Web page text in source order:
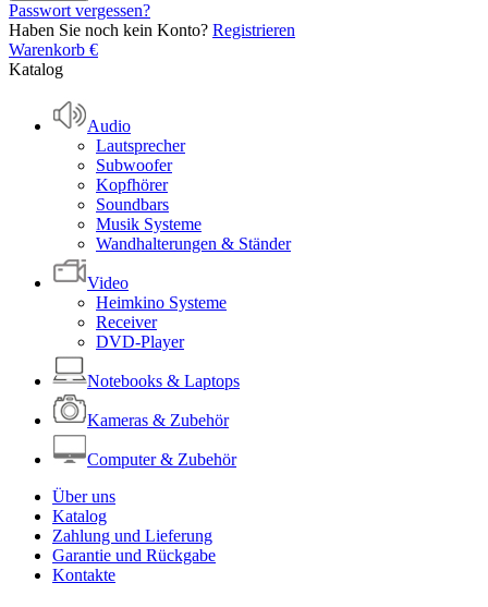
Passwort vergessen?
Haben Sie noch kein Konto? Registrieren
Warenkorb €
Katalog
Audio
Lautsprecher
Subwoofer
Kopfhörer
Soundbars
Musik Systeme
Wandhalterungen & Ständer
Video
Heimkino Systeme
Receiver
DVD-Player
Notebooks & Laptops
Kameras & Zubehör
Computer & Zubehör
Über uns
Katalog
Zahlung und Lieferung
Garantie und Rückgabe
Kontakte